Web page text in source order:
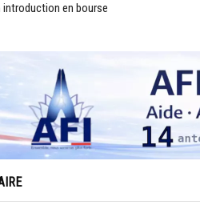
en bourse